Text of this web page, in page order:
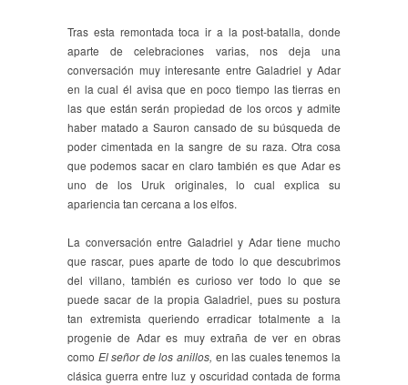
Tras esta remontada toca ir a la post-batalla, donde
aparte de celebraciones varias, nos deja una
conversación muy interesante entre Galadriel y Adar
en la cual él avisa que en poco tiempo las tierras en
las que están serán propiedad de los orcos y admite
haber matado a Sauron cansado de su búsqueda de
poder cimentada en la sangre de su raza. Otra cosa
que podemos sacar en claro también es que Adar es
uno de los Uruk originales, lo cual explica su
apariencia tan cercana a los elfos.
La conversación entre Galadriel y Adar tiene mucho
que rascar, pues aparte de todo lo que descubrimos
del villano, también es curioso ver todo lo que se
puede sacar de la propia Galadriel, pues su postura
tan extremista queriendo erradicar totalmente a la
progenie de Adar es muy extraña de ver en obras
como El señor de los anillos, en las cuales tenemos la
clásica guerra entre luz y oscuridad contada de forma